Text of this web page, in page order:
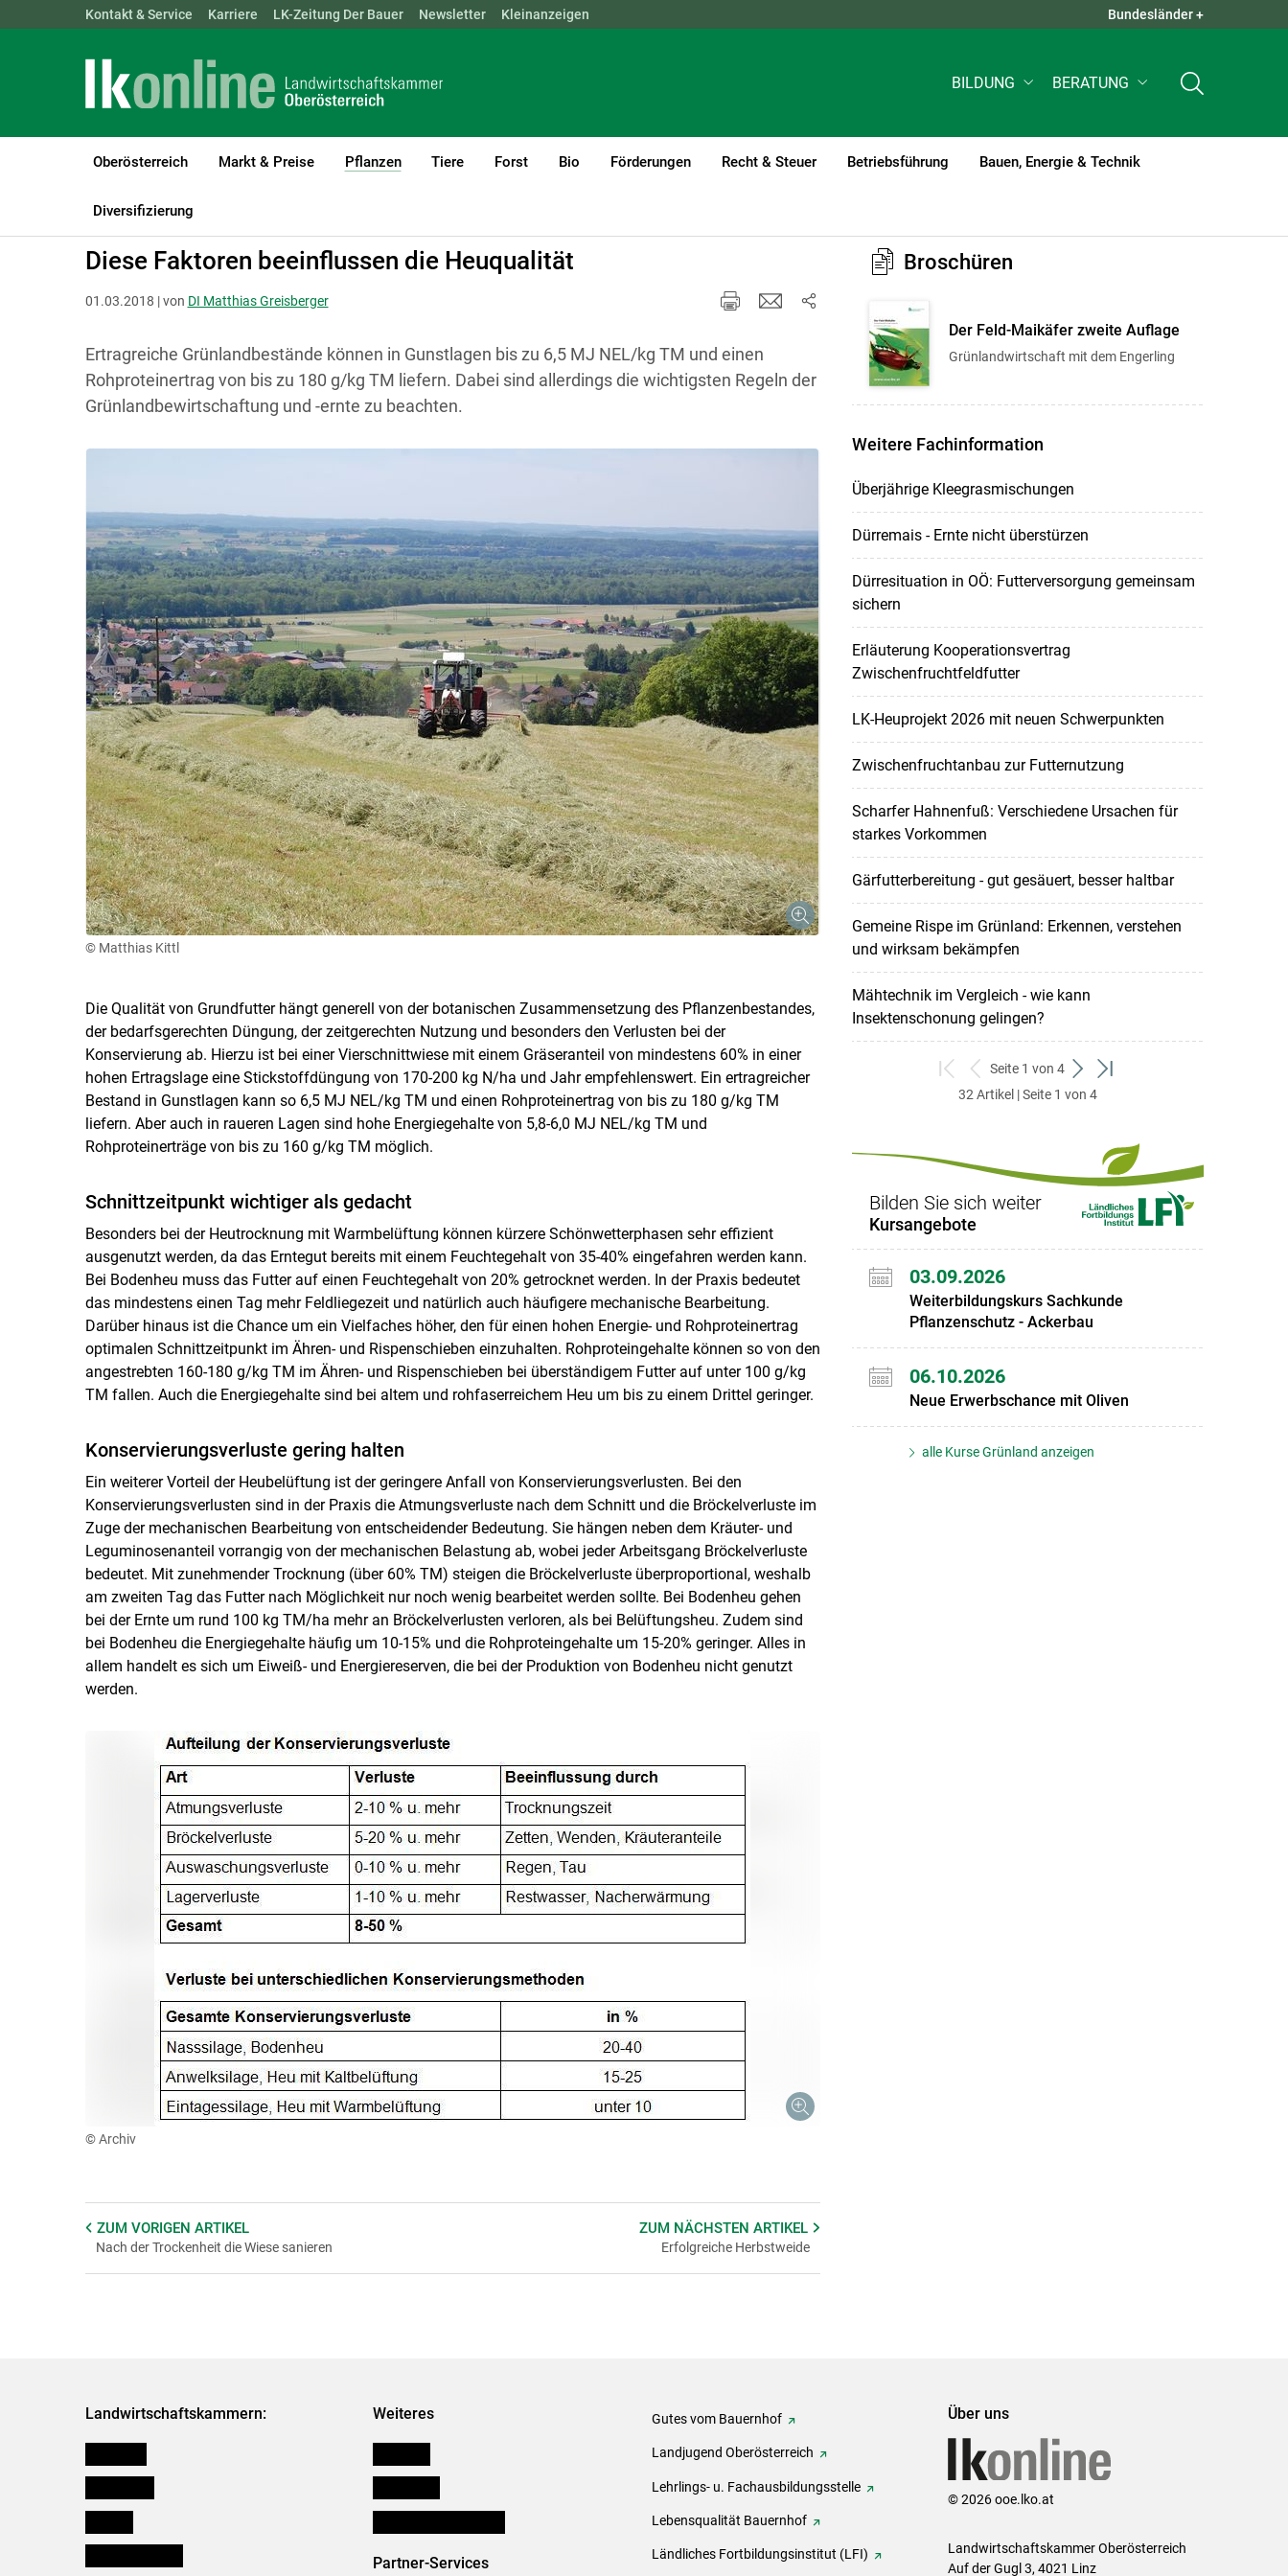
Skip to main content
Landwirtschaftskammern: ÖSTERREICH BGLD KTN NÖ OÖ SBG STMK QUICK LINKS +
Kontakt & Service Karriere LK-Zeitung Der Bauer Newsletter Kleinanzeigen Bundesländer +
BILDUNG BERATUNG
Oberösterreich Markt & Preise Pflanzen
(current)1
Tiere Forst Bio Förderungen Recht & Steuer Betriebsführung Bauen, Energie & Technik
Diversifizierung
LK Oberösterreich Pflanzen
Diese Faktoren beeinflussen die Heuqualität
01.03.2018 | von DI Matthias Greisberger
Ertragreiche Grünlandbestände können in Gunstlagen bis zu 6,5 MJ NEL/kg TM und einen
Rohproteinertrag von bis zu 180 g/kg TM liefern. Dabei sind allerdings die wichtigsten Regeln der
Grünlandbewirtschaftung und -ernte zu beachten.
© Matthias Kittl
Die Qualität von Grundfutter hängt generell von der botanischen Zusammensetzung des Pflanzenbestandes,
der bedarfsgerechten Düngung, der zeitgerechten Nutzung und besonders den Verlusten bei der
Konservierung ab. Hierzu ist bei einer Vierschnittwiese mit einem Gräseranteil von mindestens 60% in einer
hohen Ertragslage eine Stickstoffdüngung von 170-200 kg N/ha und Jahr empfehlenswert. Ein ertragreicher
Bestand in Gunstlagen kann so 6,5 MJ NEL/kg TM und einen Rohproteinertrag von bis zu 180 g/kg TM
liefern. Aber auch in raueren Lagen sind hohe Energiegehalte von 5,8-6,0 MJ NEL/kg TM und
Rohproteinerträge von bis zu 160 g/kg TM möglich.
Schnittzeitpunkt wichtiger als gedacht
Besonders bei der Heutrocknung mit Warmbelüftung können kürzere Schönwetterphasen sehr effizient
ausgenutzt werden, da das Erntegut bereits mit einem Feuchtegehalt von 35-40% eingefahren werden kann.
Bei Bodenheu muss das Futter auf einen Feuchtegehalt von 20% getrocknet werden. In der Praxis bedeutet
das mindestens einen Tag mehr Feldliegezeit und natürlich auch häufigere mechanische Bearbeitung.
Darüber hinaus ist die Chance um ein Vielfaches höher, den für einen hohen Energie- und Rohproteinertrag
optimalen Schnittzeitpunkt im Ähren- und Rispenschieben einzuhalten. Rohproteingehalte können so von den
angestrebten 160-180 g/kg TM im Ähren- und Rispenschieben bei überständigem Futter auf unter 100 g/kg
TM fallen. Auch die Energiegehalte sind bei altem und rohfaserreichem Heu um bis zu einem Drittel geringer.
Konservierungsverluste gering halten
Ein weiterer Vorteil der Heubelüftung ist der geringere Anfall von Konservierungsverlusten. Bei den
Konservierungsverlusten sind in der Praxis die Atmungsverluste nach dem Schnitt und die Bröckelverluste im
Zuge der mechanischen Bearbeitung von entscheidender Bedeutung. Sie hängen neben dem Kräuter- und
Leguminosenanteil vorrangig von der mechanischen Belastung ab, wobei jeder Arbeitsgang Bröckelverluste
bedeutet. Mit zunehmender Trocknung (über 60% TM) steigen die Bröckelverluste überproportional, weshalb
am zweiten Tag das Futter nach Möglichkeit nur noch wenig bearbeitet werden sollte. Bei Bodenheu gehen
bei der Ernte um rund 100 kg TM/ha mehr an Bröckelverlusten verloren, als bei Belüftungsheu. Zudem sind
bei Bodenheu die Energiegehalte häufig um 10-15% und die Rohproteingehalte um 15-20% geringer. Alles in
allem handelt es sich um Eiweiß- und Energiereserven, die bei der Produktion von Bodenheu nicht genutzt
werden.
© Archiv
ZUM VORIGEN ARTIKEL
Nach der Trockenheit die Wiese sanieren
ZUM NÄCHSTENARTIKEL
Erfolgreiche Herbstweide
Broschüren
Der Feld-Maikäfer zweite Auflage
Grünlandwirtschaft mit dem Engerling
Weitere Fachinformation
Überjährige Kleegrasmischungen
Dürremais - Ernte nicht überstürzen
Dürresituation in OÖ: Futterversorgung gemeinsam
sichern
Erläuterung Kooperationsvertrag
Zwischenfruchtfeldfutter
LK-Heuprojekt 2026 mit neuen Schwerpunkten
Zwischenfruchtanbau zur Futternutzung
Scharfer Hahnenfuß: Verschiedene Ursachen für
starkes Vorkommen
Gärfutterbereitung - gut gesäuert, besser haltbar
Gemeine Rispe im Grünland: Erkennen, verstehen
und wirksam bekämpfen
Mähtechnik im Vergleich - wie kann
Insektenschonung gelingen?
zum
ersten
zurück
zum
Seite 1 von 4
weiter
zum
zum
32 Artikel | Seite 1 von 4
Bilden Sie sich weiter
Kursangebote
03.09.2026
Weiterbildungskurs Sachkunde
Pflanzenschutz - Ackerbau
06.10.2026
Neue Erwerbschance mit Oliven
alle Kurse Grünland anzeigen
Landwirtschaftskammern: Weiteres
Partner-Services
Gutes vom Bauernhof
Landjugend Oberösterreich
Lehrlings- u. Fachausbildungsstelle
Lebensqualität Bauernhof
Ländliches Fortbildungsinstitut (LFI)
Über uns
© 2026 ooe.lko.at
Landwirtschaftskammer Oberösterreich
Auf der Gugl 3, 4021 Linz